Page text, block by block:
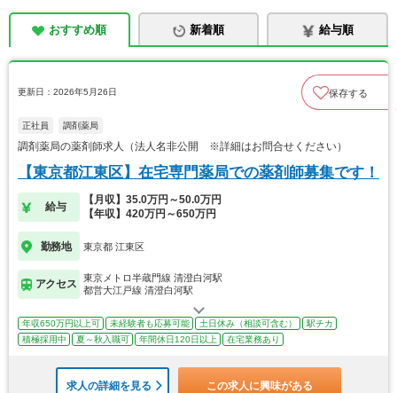
おすすめ順 新着順 給与順
更新日：2026年5月26日 保存する
正社員 調剤薬局
調剤薬局の薬剤師求人（法人名非公開 ※詳細はお問合せください）
【東京都江東区】在宅専門薬局での薬剤師募集です！
給与
【月収】35.0万円～50.0万円
【年収】420万円～650万円
勤務地 東京都 江東区
アクセス
東京メトロ半蔵門線 清澄白河駅
都営大江戸線 清澄白河駅
年収650万円以上可 未経験者も応募可能 土日休み（相談可含む）
駅チカ
積極採用中
夏～秋入職可 年間休日120日以上 在宅業務あり
求人の詳細を見る この求人に興味がある